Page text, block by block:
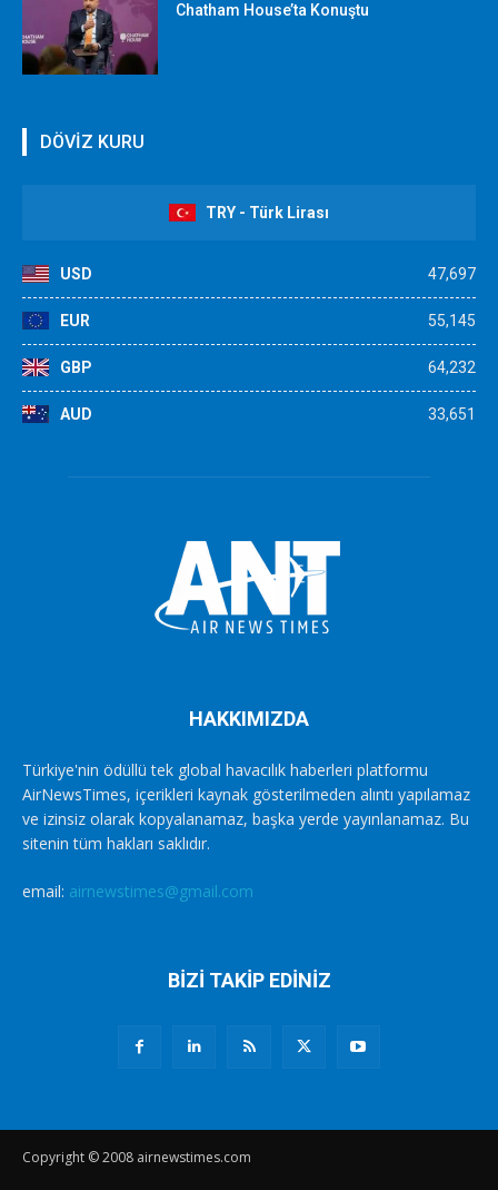
Chatham House’ta Konuştu
DÖVİZ KURU
TRY - Türk Lirası
USD 47,697
EUR 55,145
GBP 64,232
AUD 33,651
HAKKIMIZDA
Türkiye'nin ödüllü tek global havacılık haberleri platformu
AirNewsTimes, içerikleri kaynak gösterilmeden alıntı yapılamaz
ve izinsiz olarak kopyalanamaz, başka yerde yayınlanamaz. Bu
sitenin tüm hakları saklıdır.
email: airnewstimes@gmail.com
BİZİ TAKİP EDİNİZ
Copyright © 2008 airnewstimes.com